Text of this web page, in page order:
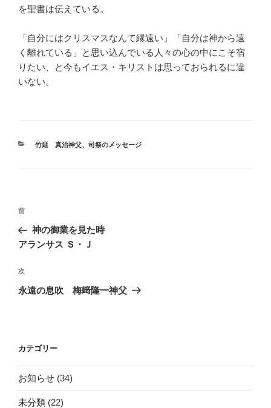
を聖書は伝えている。
「自分にはクリスマスなんて縁遠い」「自分は神から遠
く離れている」と思い込んでいる人々の心の中にこそ宿
りたい、と今もイエス・キリストは思っておられるに違
いない。
カ
竹延 真治神父、 司祭のメッセージ
投
ナ
ゲ
ー
前
の
投
前
神の御業を見た時
アランサス Ｓ・Ｊ
次
の
次
永遠の息吹 梅﨑隆一神父
カテゴリー
お知らせ (34)
未分類 (22)